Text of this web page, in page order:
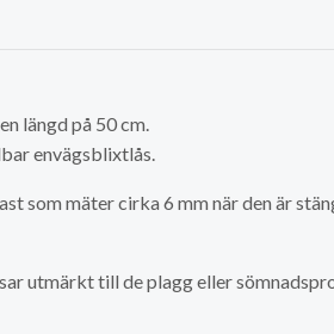
längd på 50 cm.
envägsblixtlås.
som mäter cirka 6 mm när den är
utmärkt till de plagg eller